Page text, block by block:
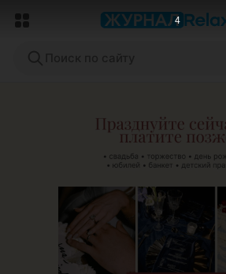
ЭФФЕКТИВНАЯ РЕКЛАМА НА
2